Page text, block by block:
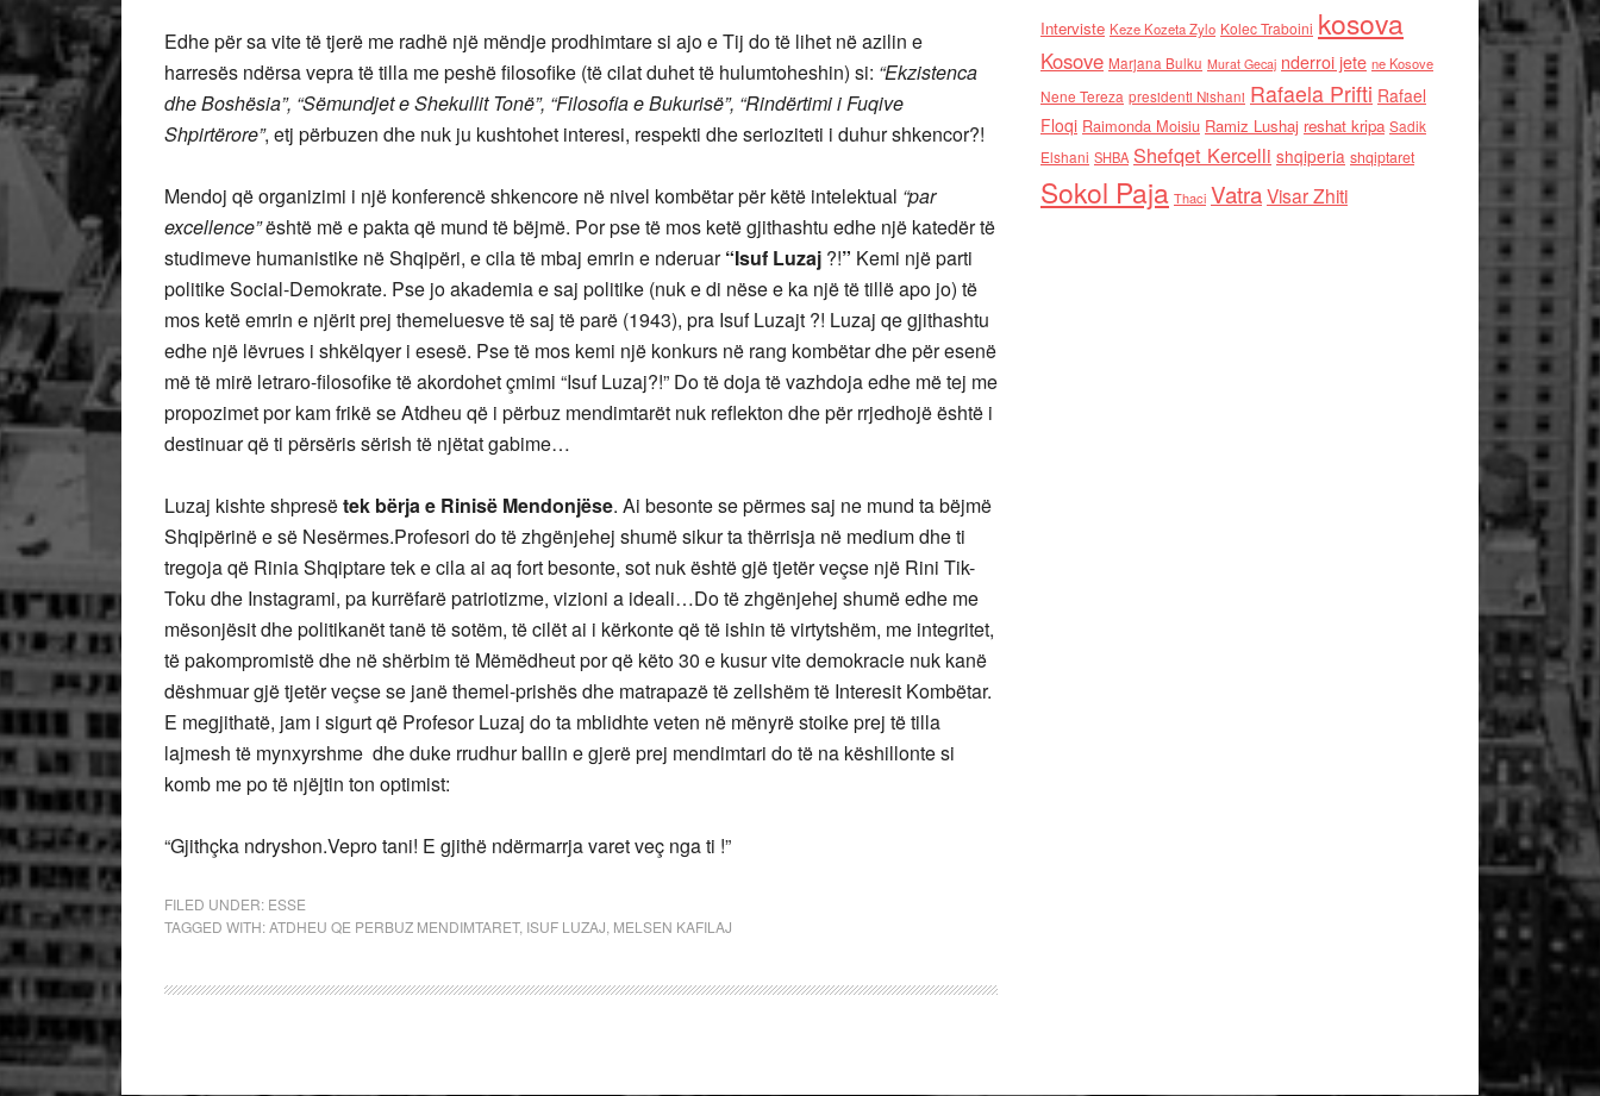
Edhe për sa vite të tjerë me radhë një mëndje prodhimtare si ajo e Tij do të lihet në azilin e
harresës ndërsa vepra të tilla me peshë filosofike (të cilat duhet të hulumtoheshin) si: “Ekzistenca
dhe Boshësia”, “Sëmundjet e Shekullit Tonë”, “Filosofia e Bukurisë”, “Rindërtimi i Fuqive
Shpirtërore”, etj përbuzen dhe nuk ju kushtohet interesi, respekti dhe serioziteti i duhur shkencor?!
Mendoj që organizimi i një konferencë shkencore në nivel kombëtar për këtë intelektual “par
excellence”është më e pakta që mund të bëjmë. Por pse të mos ketë gjithashtu edhe një katedër të
studimeve humanistike në Shqipëri, e cila të mbaj emrin e nderuar“Isuf Luzaj ?!” Kemi një parti
politike Social-Demokrate. Pse jo akademia e saj politike (nuk e di nëse e ka një të tillë apo jo) të
mos ketë emrin e njërit prej themeluesve të saj të parë (1943), pra Isuf Luzajt ?! Luzaj qe gjithashtu
edhe një lëvrues i shkëlqyer i esesë. Pse të mos kemi një konkurs në rang kombëtar dhe për esenë
më të mirë letraro-filosofike të akordohet çmimi “Isuf Luzaj?!” Do të doja të vazhdoja edhe më tej me
propozimet por kam frikë se Atdheu që i përbuz mendimtarët nuk reflekton dhe për rrjedhojë është i
destinuar që ti përsëris sërish të njëtat gabime…
Luzaj kishte shpresëtek bërja e Rinisë Mendonjëse. Ai besonte se përmes saj ne mund ta bëjmë
Shqipërinë e së Nesërmes.Profesori do të zhgënjehej shumë sikur ta thërrisja në medium dhe ti
tregoja që Rinia Shqiptare tek e cila ai aq fort besonte, sot nuk është gjë tjetër veçse një Rini Tik-
Toku dhe Instagrami, pa kurrëfarë patriotizme, vizioni a ideali…Do të zhgënjehej shumë edhe me
mësonjësit dhe politikanët tanë të sotëm, të cilët ai i kërkonte që të ishin të virtytshëm, me integritet,
të pakompromistë dhe në shërbim të Mëmëdheut por që këto 30 e kusur vite demokracie nuk kanë
dëshmuar gjë tjetër veçse se janë themel-prishës dhe matrapazë të zellshëm të Interesit Kombëtar.
E megjithatë, jam i sigurt që Profesor Luzaj do ta mblidhte veten në mënyrë stoike prej të tilla
lajmesh të mynxyrshme dhe duke rrudhur ballin e gjerë prej mendimtari do të na këshillonte si
komb me po të njëjtin ton optimist:
“Gjithçka ndryshon.Vepro tani! E gjithë ndërmarrja varet veç nga ti !”
FILED UNDER: ESSE
TAGGED WITH:ATDHEU QE PERBUZ MENDIMTARET, ISUF LUZAJ MELSEN KAFILAJ
Interviste Keze Kozeta Zylo Kolec Traboini kosova
Kosove Marjana Bulku Murat Gecaj nderroi jete ne Kosove
Nene Tereza presidenti Nishani Rafaela Prifti Rafael
Floqi Raimonda Moisiu Ramiz Lushaj reshat kripa Sadik
Elshani SHBA Shefqet Kercelli shqiperia shqiptaret
Sokol Paja Thaci VatraVisar Zhiti